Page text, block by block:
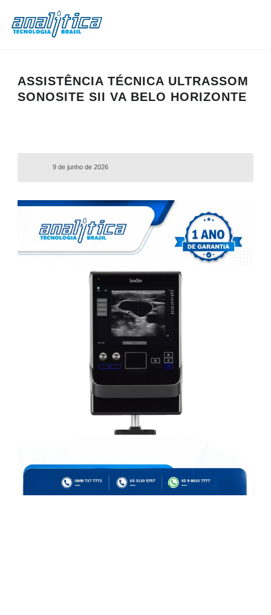
ASSISTÊNCIA TÉCNICA ULTRASSOM
SONOSITE SII VA BELO HORIZONTE
9 de junho de 2026